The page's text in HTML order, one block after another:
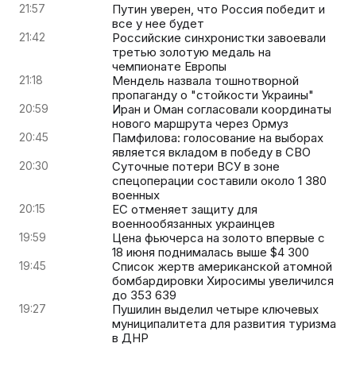
21:57
Путин уверен, что Россия победит и
все у нее будет
21:42
Российские синхронистки завоевали
третью золотую медаль на
чемпионате Европы
21:18
Мендель назвала тошнотворной
пропаганду о "стойкости Украины"
20:59
Иран и Оман согласовали координаты
нового маршрута через Ормуз
20:45
Памфилова: голосование на выборах
является вкладом в победу в СВО
20:30
Суточные потери ВСУ в зоне
спецоперации составили около 1 380
военных
20:15
ЕС отменяет защиту для
военнообязанных украинцев
19:59
Цена фьючерса на золото впервые с
18 июня поднималась выше $4 300
19:45
Список жертв американской атомной
бомбардировки Хиросимы увеличился
до 353 639
19:27
Пушилин выделил четыре ключевых
муниципалитета для развития туризма
в ДНР